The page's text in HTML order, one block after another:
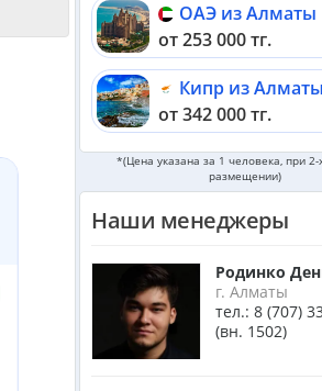
ОАЭ из Алматы
от 253 000 тг.
Кипр из Алматы
от 342 000 тг.
от 562 000 тг.
Катар из Алматы
от 335 000 тг.
от 742 000 тг.
*(Цена указана за 1 человека, при
размещении)
Наши менеджеры
Родинко
г. Алматы
тел.: 8 (707)
(вн. 1502)